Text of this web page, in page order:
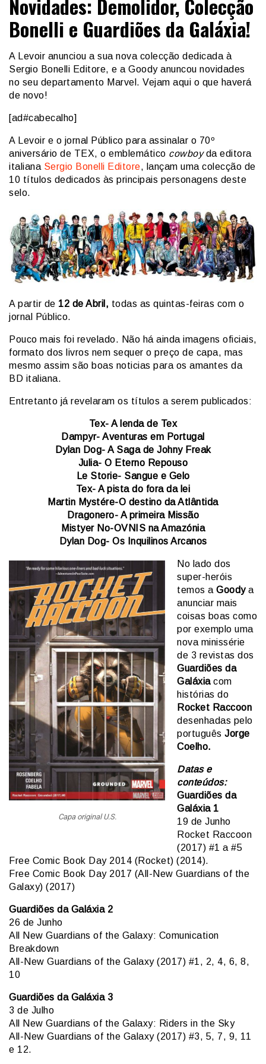
Novidades: Demolidor, Colecção
Bonelli e Guardiões da Galáxia!
A Levoir anunciou a sua nova colecção dedicada à
Sergio Bonelli Editore, e a Goody anuncou novidades
no seu departamento Marvel. Vejam aqui o que haverá
de novo!
[ad#cabecalho]
A Levoir e o jornal Público para assinalar o 70º
aniversário de TEX, o emblemático cowboyda editora
italiana Sergio Bonelli Editore, lançam uma colecção de
10 títulos dedicados às principais personagens deste
selo.
A partir de 12 de Abril, todas as quintas-feiras com o
jornal Público.
Pouco mais foi revelado. Não há ainda imagens oficiais,
formato dos livros nem sequer o preço de capa, mas
mesmo assim são boas noticias para os amantes da
BD italiana.
Entretanto já revelaram os títulos a serem publicados:
Tex- A lenda de Tex
Dampyr- Aventuras em Portugal
Dylan Dog- A Saga de Johny Freak
Julia- O Eterno Repouso
Le Storie- Sangue e Gelo
Tex- A pista do fora da lei
Martin Mystére-O destino da Atlântida
Dragonero- A primeira Missão
Mistyer No-OVNIS na Amazónia
Dylan Dog- Os Inquilinos Arcanos
Capa original U.S.
No lado dos
super-heróis
temos a Goodya
anunciar mais
coisas boas como
por exemplo uma
nova minissérie
de 3 revistas dos
Guardiões da
Galáxiacom
histórias do
Rocket Raccoon
desenhadas pelo
português Jorge
Coelho.
Datas e
conteúdos:
Guardiões da
Galáxia 1
19 de Junho
Rocket Raccoon
(2017) #1 a #5
Free Comic Book Day 2014 (Rocket) (2014).
Free Comic Book Day 2017 (All-New Guardians of the
Galaxy) (2017)
Guardiões da Galáxia 2
26 de Junho
All New Guardians of the Galaxy: Comunication
Breakdown
All-New Guardians of the Galaxy (2017) #1, 2, 4, 6, 8,
10
Guardiões da Galáxia 3
3 de Julho
All New Guardians of the Galaxy: Riders in the Sky
All-New Guardians of the Galaxy (2017) #3, 5, 7, 9, 11
e 12.